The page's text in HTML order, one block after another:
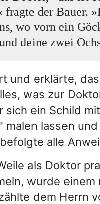
fragte der Bauer.
wo vorn ein
deine zwei
und erklärte,
was zur
sich ein Schild
malen lassen
alle
als Doktor
wurde einem
dem Herrn